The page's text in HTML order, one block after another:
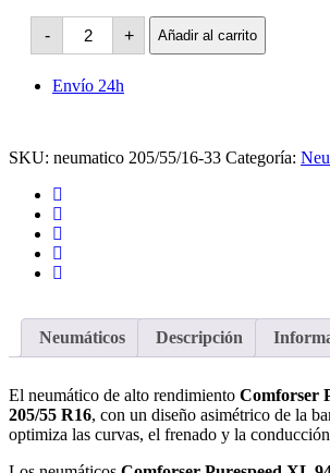
-
COMFORSER
PureSpeed
XL
-94V
cantidad
+ Añadir al carrito
Envío 24h
SKU: neumatico 205/55/16-33 Categoría:
Neumáticos Descripción
El neumático de alto rendimiento Comforser
205/55 R16, con un diseño asimétrico de la
optimiza las curvas, el frenado y la